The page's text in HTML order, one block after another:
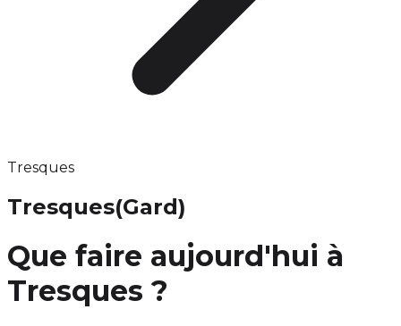
Tresques
Tresques(Gard)
Que faire aujourd'hui à
Tresques ?